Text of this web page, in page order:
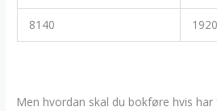
8140 1920
Men hvordan skal du bokføre hvis